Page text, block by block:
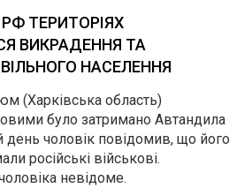
ТЕРИТОРІЯХ
ВИКРАДЕННЯ ТА
НАСЕЛЕННЯ
(Харківська область)
було затримано Автандила
день чоловік повідомив, що його
російські військові.
невідоме.